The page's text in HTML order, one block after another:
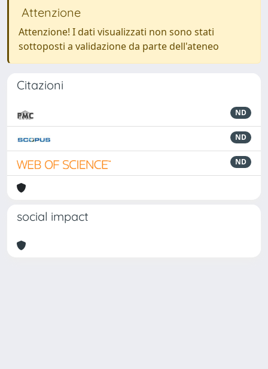
Attenzione
Attenzione! I dati visualizzati non sono stati
sottoposti a validazione da parte dell'ateneo
Citazioni
ND
ND
ND
social impact